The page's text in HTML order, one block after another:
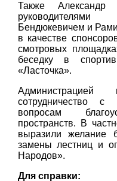
Также Александр
Бендюкевичем и
в качестве
смотровых
беседку в
«Ласточка».
Администрацией
сотрудничество
вопросам
пространств. В
выразили желание
замены лестниц и
Народов».
Для справки: